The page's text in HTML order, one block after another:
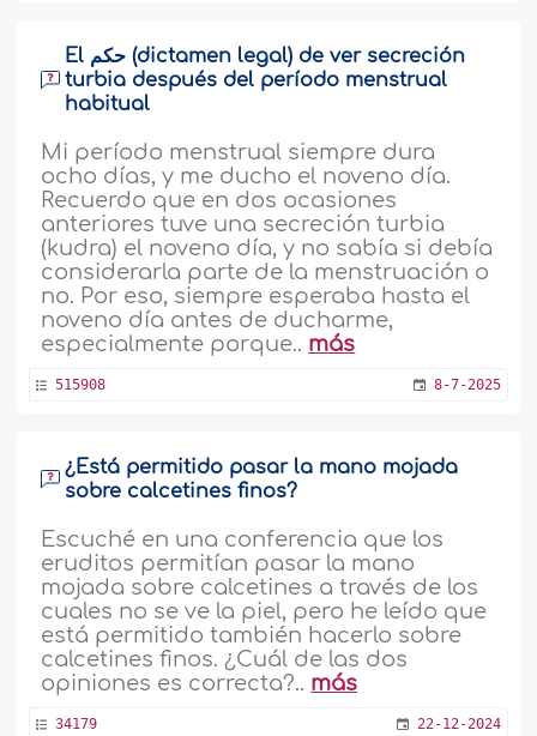
El حكم (dictamen legal) de ver secreción
turbia después del período menstrual
habitual
Mi período menstrual siempre dura
ocho días, y me ducho el noveno día.
Recuerdo que en dos ocasiones
anteriores tuve una secreción turbia
(kudra) el noveno día, y no sabía si debía
considerarla parte de la menstruación o
no. Por eso, siempre esperaba hasta el
noveno día antes de ducharme,
especialmente porque.. más
515908 8-7-2025
¿Está permitido pasar la mano mojada
sobre calcetines finos?
Escuché en una conferencia que los
eruditos permitían pasar la mano
mojada sobre calcetines a través de los
cuales no se ve la piel, pero he leído que
está permitido también hacerlo sobre
calcetines finos. ¿Cuál de las dos
opiniones es correcta?.. más
34179 22-12-2024